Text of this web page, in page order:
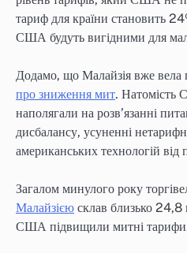
тариф для країни становить
США будуть вигідними для
Додамо, що Малайзія вже
про зниження мит. Натомість
наполягали на розв’язанні
дисбалансу, усуненні
американських технологій від
Загалом минулого року
Малайзією склав близько 24,8
США підвищили митні